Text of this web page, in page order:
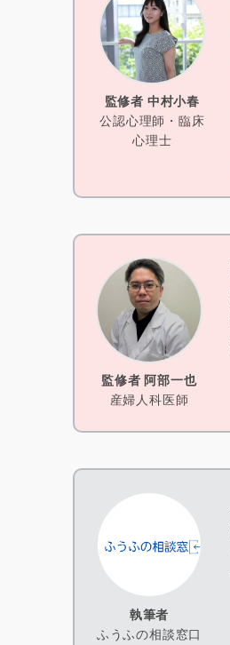
監修者 中村小春
公認心理師・臨床
心理士
監修者 阿部一也
産婦人科医師
執筆者
ふうふの相談窓口